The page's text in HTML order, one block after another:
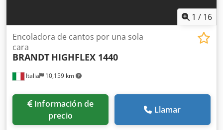
1 / 16
Italia 10,159 km
Encoladora de cantos por una sola
cara
BRANDT HIGHFLEX 1440
Información de
precio
Llamar